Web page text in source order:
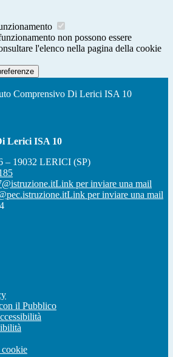
non possono essere
l'elenco nella pagina della cookie
Comprensivo Di Lerici ISA 10
Lerici ISA 10
– 19032 LERICI (SP)
Link per inviare una mail
Link per inviare una mail
il Pubblico
cookie